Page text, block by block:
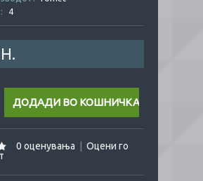
4
0 оценувања
Оцени го